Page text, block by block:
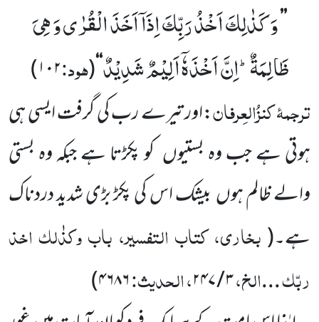
’’وَ كَذٰلِكَ اَخْذُ رَبِّكَ اِذَاۤ اَخَذَ الْقُرٰى وَ هِیَ
ظَالِمَةٌؕ-اِنَّ اَخْذَهٗۤ اَلِیْمٌ شَدِیْدٌ‘‘
(ہود:۱۰۲)
ترجمۂکنزُالعِرفان:اور تیرے رب کی گرفت ایسی ہی
ہوتی ہے جب وہ بستیوں کو پکڑتا ہے جبکہ وہ بستی
والے ظالم ہوںبیشک اس کی پکڑ بڑی شدید دردناک
ہے۔(بخاری، کتاب التفسیر، باب وکذٰلک اخذ
ربّک...الخ،۳/۲۴۷، الحدیث:۴۶۸۶)